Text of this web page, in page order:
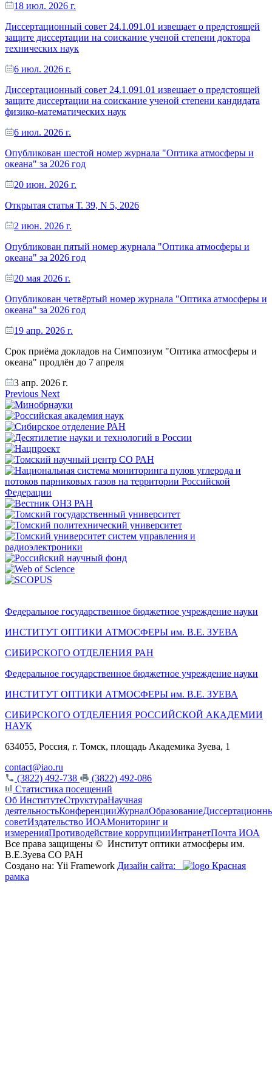
18 июл. 2026 г.
Диссертационный совет 24.1.091.01 извещает о предстоящей
защите диссертации на соискание ученой степени доктора
технических наук
6 июл. 2026 г.
Диссертационный совет 24.1.091.01 извещает о предстоящей
защите диссертации на соискание ученой степени кандидата
физико-математических наук
6 июл. 2026 г.
Опубликован шестой номер журнала "Оптика атмосферы и
океана" за 2026 год
20 июн. 2026 г.
Открытая статья Т. 39, N 5, 2026
2 июн. 2026 г.
Опубликован пятый номер журнала "Оптика атмосферы и
океана" за 2026 год
20 мая 2026 г.
Опубликован четвёртый номер журнала "Оптика атмосферы и
океана" за 2026 год
19 апр. 2026 г.
Срок приёма докладов на Симпозиум "Оптика атмосферы и
океана" продлён до 7 апреля
3 апр. 2026 г.
Previous Next
Федеральное государственное бюджетное учреждение науки
ИНСТИТУТ ОПТИКИ АТМОСФЕРЫ им. В.Е. ЗУЕВА
СИБИРСКОГО ОТДЕЛЕНИЯ РАН
Федеральное государственное бюджетное учреждение науки
ИНСТИТУТ ОПТИКИ АТМОСФЕРЫ им. В.Е. ЗУЕВА
СИБИРСКОГО ОТДЕЛЕНИЯ РОССИЙСКОЙ АКАДЕМИИ
НАУК
634055, Россия, г. Томск, площадь Академика Зуева, 1
contact@iao.ru
(3822) 492-738
(3822) 492-086
Статистика посещений
Об ИнститутеСтруктураНаучная
деятельностьКонференцииЖурналОбразование
советИздательство ИОАМониторинг и
измеренияПротиводействие коррупцииИнтранетПочта ИОА
Все права защищены © Институт оптики атмосферы им.
В.Е.Зуева СО РАН
Создано на: Yii Framework Дизайн сайта:
Красная
рамка